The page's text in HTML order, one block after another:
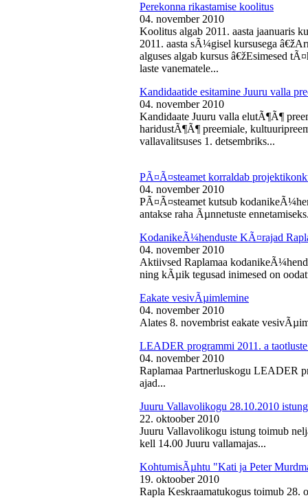
Perekonna rikastamise koolitus
04. november 2010
Koolitus algab 2011. aasta jaanuaris
2011. aasta sÃ¼gisel kursusega
alguses algab kursus â€žEsimesed
laste vanematele...
Kandidaatide esitamine Juuru valla
04. november 2010
Kandidaate Juuru valla elutÃ¶Ã¶
haridustÃ¶Ã¶ preemiale,
vallavalitsuses 1. detsembriks...
PÃ¤Ã¤steamet korraldab
04. november 2010
PÃ¤Ã¤steamet kutsub
antakse raha Ãµnnetuste
KodanikeÃ¼henduste KÃ¤rajad
04. november 2010
Aktiivsed Raplamaa
ning kÃµik tegusad inimesed on
Eakate vesivÃµimlemine
04. november 2010
Alates 8. novembrist eakate
LEADER programmi 2011. a
04. november 2010
Raplamaa Partnerluskogu LEADER
ajad...
Juuru Vallavolikogu 28.10.2010 istung
22. oktoober 2010
Juuru Vallavolikogu istung toimub
kell 14.00 Juuru vallamajas...
KohtumisÃµhtu "Kati ja Peter
19. oktoober 2010
Rapla Keskraamatukogus toimub